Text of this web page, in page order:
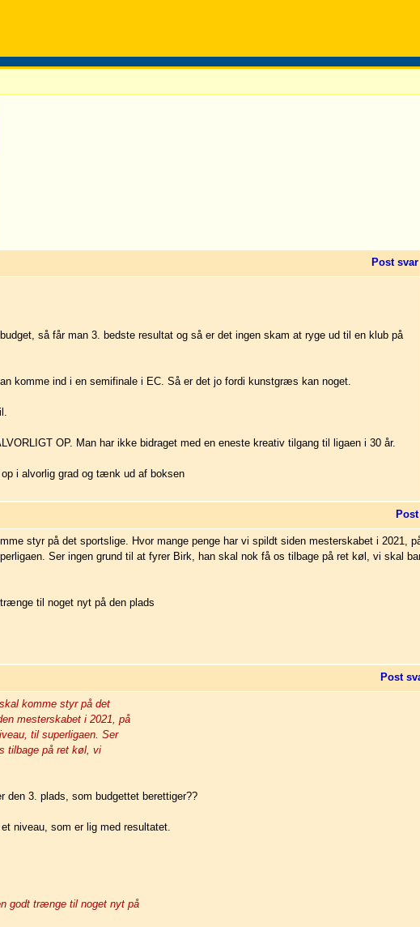
Post svar
så får man 3. bedste resultat og så er det ingen skam at ryge ud til en klub på
komme ind i en semifinale i EC. Så er det jo fordi kunstgræs kan noget.
OP. Man har ikke bidraget med en eneste kreativ tilgang til ligaen i 30 år.
op i alvorlig grad og tænk ud af boksen
styr på det sportslige. Hvor mange penge har vi spildt siden mesterskabet i 2021,
Ser ingen grund til at fyrer Birk, han skal nok få os tilbage på ret køl, vi skal
til noget nyt på den plads
Post
komme styr på det
mesterskabet i 2021, på
til superligaen. Ser
tilbage på ret køl, vi
3. plads, som budgettet berettiger??
niveau, som er lig med resultatet.
godt trænge til noget nyt på